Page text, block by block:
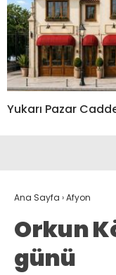
Yukarı Pazar
Ana Sayfa ›Afyon
Orkun
günü